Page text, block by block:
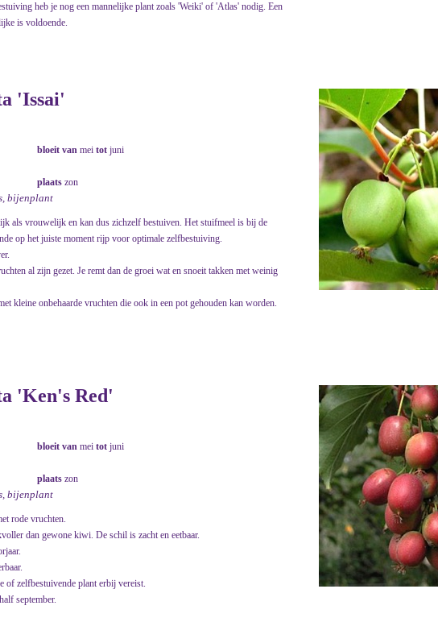
heb je nog een mannelijke plant zoals 'Weiki' of 'Atlas' nodig. Een
is voldoende.
'Issai'
bloeit van mei tot juni
plaats zon
bijenplant
als vrouwelijk en kan dus zichzelf bestuiven. Het stuifmeel is bij de
op het juiste moment rijp voor optimale zelfbestuiving.
al zijn gezet. Je remt dan de groei wat en snoeit takken met weinig
kleine onbehaarde vruchten die ook in een pot gehouden kan worden.
'Ken's Red'
bloeit van mei tot juni
plaats zon
bijenplant
rode vruchten.
dan gewone kiwi. De schil is zacht en eetbaar.
of zelfbestuivende plant erbij vereist.
september.